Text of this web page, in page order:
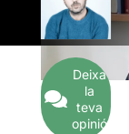
Deixa
la
teva
opinió